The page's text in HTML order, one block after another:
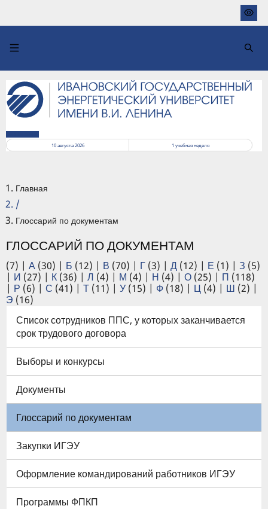
основному
10 августа 2026
1 учебная неделя
Главная
/
Глоссарий по документам
ГЛОССАРИЙ ПО ДОКУМЕНТАМ
(7) | А (30) | Б (12) | В (70) | Г (3) | Д (12) | Е (1) | З (5)
| И (27) | К (36) | Л (4) | М (4) | Н (4) | О (25) | П (118)
| Р (6) | С (41) | Т (11) | У (15) | Ф (18) | Ц (4) | Ш (2) |
Э (16)
Список сотрудников ППС, у которых заканчивается
срок трудового договора
Выборы и конкурсы
Документы
Глоссарий по документам
Закупки ИГЭУ
Оформление командирований работников ИГЭУ
Программы ФПКП